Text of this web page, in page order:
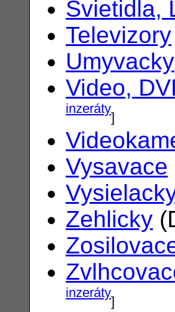
Svietidla,
Televizory
Umyvacky
Video,
inzeráty]
Vysavace
Zehlicky
inzeráty]